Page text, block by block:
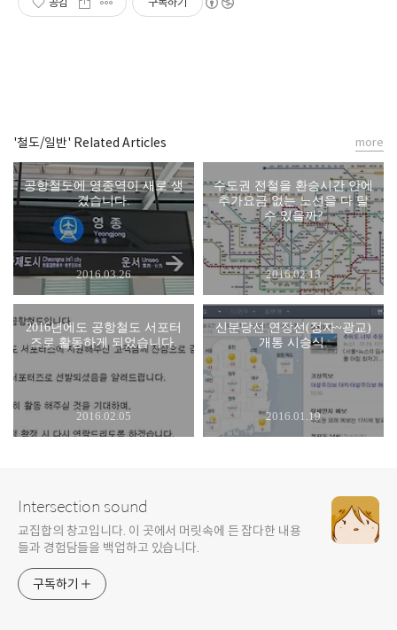
'철도/일반' Related Articles
공항철도에 영종역이 새로 생
겼습니다.
2016.03.26
수도권 전철을 환승시간 안에
추가요금 없는 노선을 다 탈
수 있을까?
2016.02.13
2016년에도 공항철도 서포터
즈로 활동하게 되었습니다.
2016.02.05
신분당선 연장선(정자~광교)
개통 시승식.
2016.01.19
more
Intersection sound
교집합의 창고입니다. 이 곳에서 머릿속에 든 잡다한 내용
들과 경험담들을 백업하고 있습니다.
구독하기